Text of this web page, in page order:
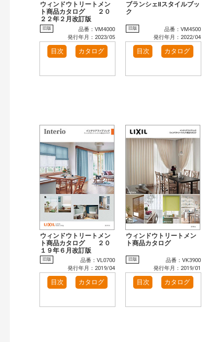
ウィンドウトリートメン
ト商品カタログ ２０
２２年２月改訂版
旧版
品番：VM4000
発行年月：2023/05
目次 カタログ
ブランシェⅡスタイルブッ
ク
旧版
品番：VM4500
発行年月：2022/04
目次 カタログ
ウィンドウトリートメン
ト商品カタログ ２０
１９年６月改訂版
旧版
品番：VL0700
発行年月：2019/04
目次 カタログ
ウィンドウトリートメン
ト商品カタログ
旧版
品番：VK3900
発行年月：2019/01
目次 カタログ